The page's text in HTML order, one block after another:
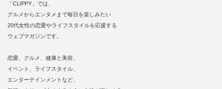
「CLIPPY」では、
グルメからエンタメまで毎日を楽しみたい
20代女性の恋愛やライフスタイルを応援する
ウェブマガジンです。
恋愛、グルメ、健康と美容、
イベント、ライフスタイル、
エンターテインメントなど、